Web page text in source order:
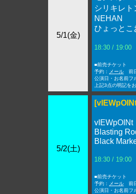
5/1(金)
シリキレト
NEHAN
ひょっとこ
18:30 /
■前売チケット
予約：
メール 前
公演日・お名前フ
上記3点の明記を
5/2(土)
vIEWpOINt
Blasting
Black
18:30 /
■前売チケット
予約：
メール 前
公演日・お名前フ